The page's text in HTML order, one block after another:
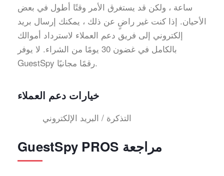
ساعة ، ولكن قد يستغرق الأمر وقتًا أطول في بعض
الأحيان. إذا كنت غير راضٍ عن ذلك ، يمكنك إرسال بريد
إلكتروني إلى فريق دعم العملاء لاسترداد أموالك
بالكامل في غضون 30 يومًا من الشراء. لا يوفر
GuestSpy رقمًا مجانيًا.
خيارات دعم العملاء
التذكرة / البريد الإلكتروني
GuestSpy PROS مراجعة